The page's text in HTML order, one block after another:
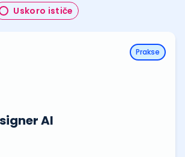
Uskoro ističe
Prakse
AI